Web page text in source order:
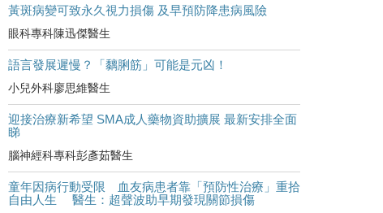
黃斑病變可致永久視力損傷 及早預防降患病風險
眼科專科陳迅傑醫生
語言發展遲慢？「黐脷筋」可能是元凶！
小兒外科廖思維醫生
迎接治療新希望 SMA成人藥物資助擴展 最新安排全面
睇
腦神經科專科彭彥茹醫生
童年因病行動受限 血友病患者靠「預防性治療」重拾
自由人生 醫生：超聲波助早期發現關節損傷